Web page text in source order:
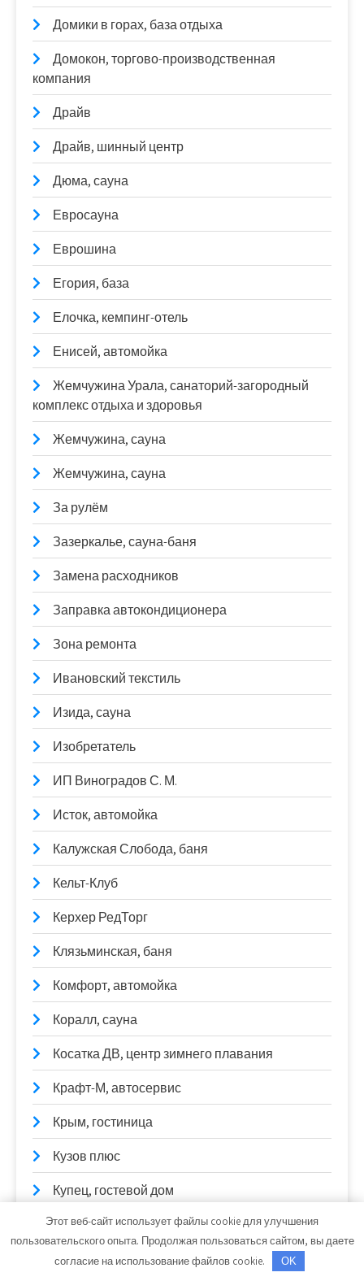
Домики в горах, база отдыха
Домокон, торгово-производственная
компания
Драйв
Драйв, шинный центр
Дюма, сауна
Евросауна
Еврошина
Егория, база
Елочка, кемпинг-отель
Енисей, автомойка
Жемчужина Урала, санаторий-загородный
комплекс отдыха и здоровья
Жемчужина, сауна
Жемчужина, сауна
За рулём
Зазеркалье, сауна-баня
Замена расходников
Заправка автокондиционера
Зона ремонта
Ивановский текстиль
Изида, сауна
Изобретатель
ИП Виноградов С. М.
Исток, автомойка
Калужская Слобода, баня
Кельт-Клуб
Керхер РедТорг
Клязьминская, баня
Комфорт, автомойка
Коралл, сауна
Косатка ДВ, центр зимнего плавания
Крафт-М, автосервис
Крым, гостиница
Кузов плюс
Купец, гостевой дом
Купидон, гостиничный комплекс
Кураж, баня на дровах с горячей купелью
Этот веб-сайт использует файлы cookie для улучшения
пользовательского опыта. Продолжая пользоваться сайтом, вы даете
согласие на использование файлов cookie.
OK